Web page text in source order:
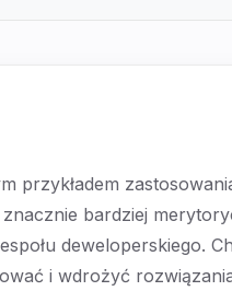
przykładem
znacznie bardziej
deweloperskiego.
i wdrożyć